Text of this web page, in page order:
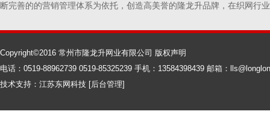
断完善的的营销管理体系为依托，创造高美誉的隆龙升品牌，在织网行
Copyright©2016 常州市隆龙升网业有限公司 版权声明
电话：0519-88962739 0519-85325239 手机：13584398439 邮箱：
技术支持： 江苏东网科技 [后台管理]